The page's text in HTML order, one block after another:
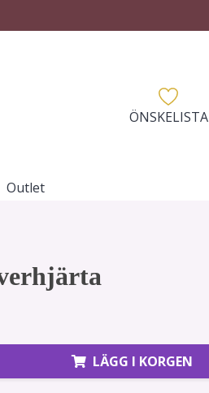
ÖNSKELISTA
Outlet
LÄGG I KORGEN